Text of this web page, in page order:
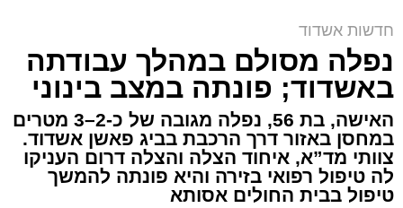
אירוע דרמטי הסתיים בנס רפואי באשדוד, לאחר
שגבר בן 56 התמוטט בביתו שבאחד הרחובות
ברובע י"א בעיר, כתוצאה מאירוע פתאומי שגרם
להפסקת פעילות ליבו.
למקום הוזעקו מיד צוותי רפואה ומתנדבים של
ארגון "איחוד הצלה". החובשים והפרמדיקים
חדשות אשדוד
נפלה מסולם במהלך עבודתה
באשדוד; פונתה במצב בינוני
האישה, בת 56, נפלה מגובה של כ-2–3 מטרים
במחסן באזור דרך הרכבת בביג פאשן אשדוד.
צוותי מד”א, איחוד הצלה והצלה דרום העניקו
לה טיפול רפואי בזירה והיא פונתה להמשך
טיפול בבית החולים אסותא